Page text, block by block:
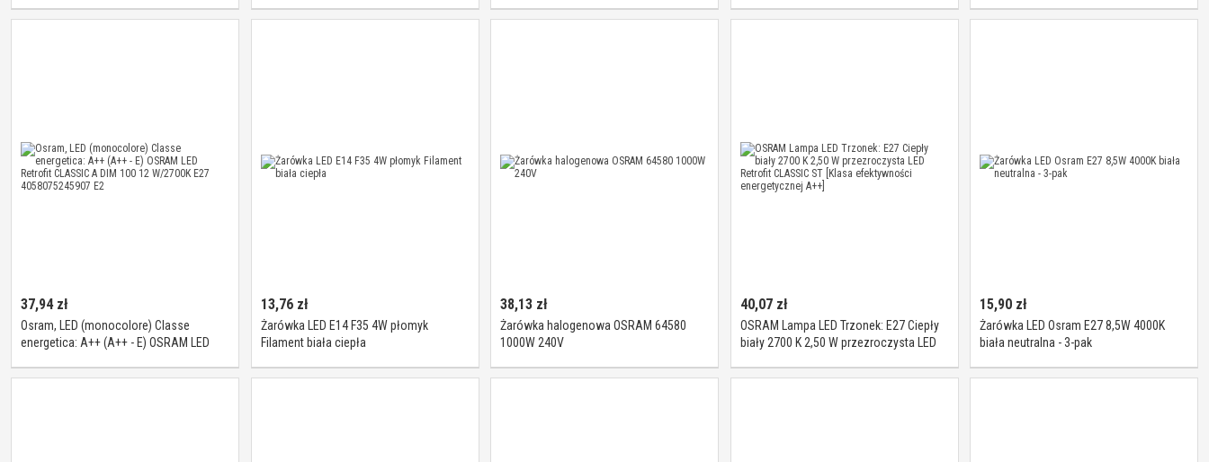
sztuka 4,5 W odpowiednik 40 W i
37,94zł
Osram, LED (monocolore) Classe
energetica: A++ (A++ - E) OSRAM LED
E27 4058075245907 E2
13,76zł
Żarówka LED E14 F35 4W płomyk
Filament biała ciepła
38,13 zł
Żarówka halogenowa OSRAM 64580
1000W 240V
40,07zł
OSRAM Lampa LED Trzonek: E27 Ciepły
biały 2700 K 2,50 W przezroczysta LED
energetycznej A++]
15,90 zł
Żarówka LED Osram E27 8,5W 4000K
biała neutralna - 3-pak